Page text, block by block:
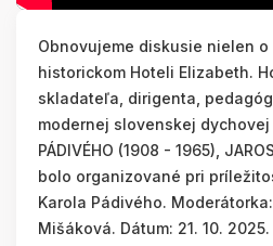
Obnovujeme diskusie nielen
historickom Hoteli Elizabeth.
skladateľa, dirigenta,
modernej slovenskej dychovej
PÁDIVÉHO (1908 - 1965),
bolo organizované pri
Karola Pádivého.
Mišáková. Dátum: 21. 10. 2025.